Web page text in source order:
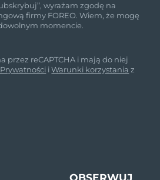
wyrażam zgodę na
firmy FOREO. Wiem, że mogę
momencie.
przez reCAPTCHA i mają do niej
iWarunki korzystania z
OBSERWUJ